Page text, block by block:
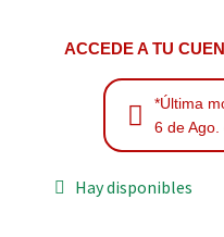
ACCEDE A TU
*Última
6 de
Hay disponibles